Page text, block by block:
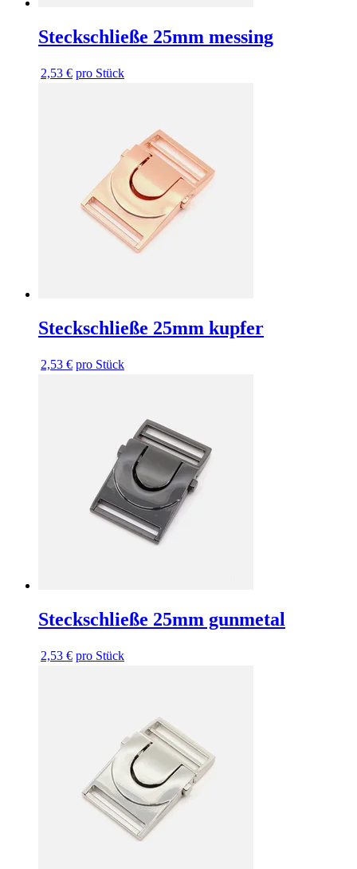
Steckschließe 25mm messing
2,53 € pro Stück
Steckschließe 25mm kupfer
2,53 € pro Stück
Steckschließe 25mm gunmetal
2,53 € pro Stück